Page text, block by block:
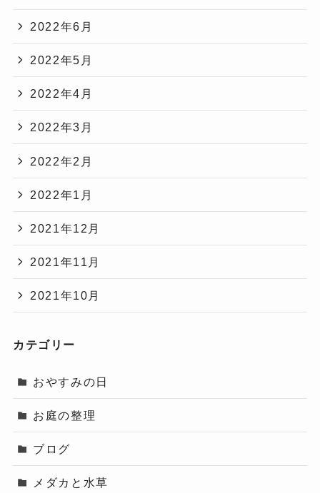
2022年6月
2022年5月
2022年4月
2022年3月
2022年2月
2022年1月
2021年12月
2021年11月
2021年10月
カテゴリー
おやすみの日
お庭の整理
ブログ
メダカと水草